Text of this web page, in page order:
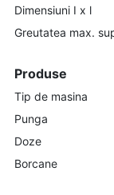
Dimensiuni I x l
Greutatea max.
Produse
Tip de masina
Punga
Doze
Borcane